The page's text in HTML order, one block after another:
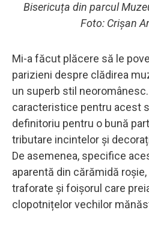
Bisericuța din parcul
Foto: Crișan
Mi-a făcut plăcere să le
parizieni despre clădirea
un superb stil
caracteristice pentru acest
definitoriu pentru o bună
tributare incintelor și
De asemenea, specifice
aparentă din cărămidă
traforate și foișorul care
clopotnițelor vechilor